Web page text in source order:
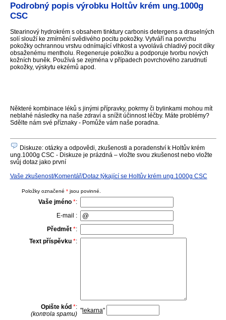
Podrobný popis výrobku Holtův krém ung.1000g
CSC
Stearinový hydrokrém s obsahem tinktury carbonis detergens a draselných
solí slouží ke zmírnění svědivého pocitu pokožky. Vytváří na povrchu
pokožky ochrannou vrstvu odnímající vlhkost a vyvolává chladivý pocit díky
obsaženému mentholu. Regeneruje pokožku a podporuje tvorbu nových
kožních buněk. Používá se zejména v případech povrchového zarudnutí
pokožky, výskytu ekzémů apod.
Některé kombinace léků s jinými přípravky, pokrmy či bylinkami mohou mít
neblahé následky na naše zdraví a snížit účinnost léčby. Máte problémy?
Sdělte nám své příznaky - Pomůže vám naše poradna.
Diskuze: otázky a odpovědi, zkušenosti a poradenství k Holtův krém
ung.1000g CSC - Diskuze je prázdná – vložte svou zkušenost nebo vložte
svůj dotaz jako první
Vaše zkušenost/Komentář/Dotaz týkající se Holtův krém ung.1000g CSC
Položky označené * jsou povinné.
Vaše jméno *:
E-mail :
Předmět *:
Text příspěvku *:
Opište kód *:
(kontrola spamu) " lekarna"